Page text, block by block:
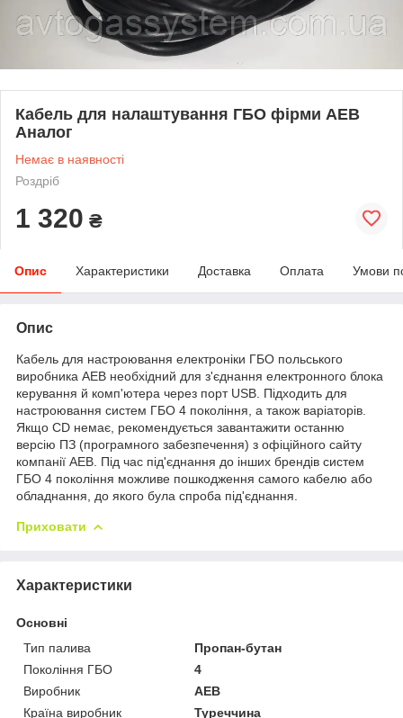
Кабель для налаштування ГБО фірми AEB
Аналог
Немає в наявності
Роздріб
1 320 ₴
Опис Характеристики Доставка Оплата Умови
Опис
Кабель для настроювання електроніки ГБО польського
виробника AEB необхідний для з'єднання електронного блока
керування й комп'ютера через порт USB. Підходить для
настроювання систем ГБО 4 покоління, а також варіаторів.
Якщо CD немає, рекомендується завантажити останню
версію ПЗ (програмного забезпечення) з офіційного сайту
компанії AEB. Під час під'єднання до інших брендів систем
ГБО 4 покоління можливе пошкодження самого кабелю або
обладнання, до якого була спроба під'єднання.
Приховати
Характеристики
Основні
Тип палива
Пропан-бутан
Покоління ГБО
4
Виробник
AEB
Країна виробник
Туреччина